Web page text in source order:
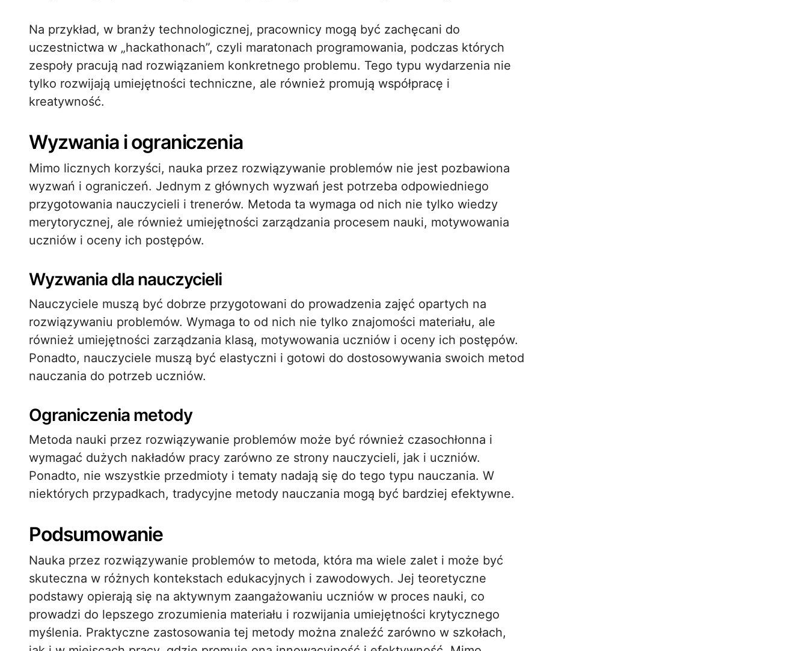
Na przykład, w branży technologicznej, pracownicy mogą być zachęcani do
uczestnictwa w „hackathonach”, czyli maratonach programowania, podczas których
zespoły pracują nad rozwiązaniem konkretnego problemu. Tego typu wydarzenia nie
tylko rozwijają umiejętności techniczne, ale również promują współpracę i
kreatywność.
Wyzwania i ograniczenia
Mimo licznych korzyści, nauka przez rozwiązywanie problemów nie jest pozbawiona
wyzwań i ograniczeń. Jednym z głównych wyzwań jest potrzeba odpowiedniego
przygotowania nauczycieli i trenerów. Metoda ta wymaga od nich nie tylko wiedzy
merytorycznej, ale również umiejętności zarządzania procesem nauki, motywowania
uczniów i oceny ich postępów.
Wyzwania dla nauczycieli
Nauczyciele muszą być dobrze przygotowani do prowadzenia zajęć opartych na
rozwiązywaniu problemów. Wymaga to od nich nie tylko znajomości materiału, ale
również umiejętności zarządzania klasą, motywowania uczniów i oceny ich postępów.
Ponadto, nauczyciele muszą być elastyczni i gotowi do dostosowywania swoich metod
nauczania do potrzeb uczniów.
Ograniczenia metody
Metoda nauki przez rozwiązywanie problemów może być również czasochłonna i
wymagać dużych nakładów pracy zarówno ze strony nauczycieli, jak i uczniów.
Ponadto, nie wszystkie przedmioty i tematy nadają się do tego typu nauczania. W
niektórych przypadkach, tradycyjne metody nauczania mogą być bardziej efektywne.
Podsumowanie
Nauka przez rozwiązywanie problemów to metoda, która ma wiele zalet i może być
skuteczna w różnych kontekstach edukacyjnych i zawodowych. Jej teoretyczne
podstawy opierają się na aktywnym zaangażowaniu uczniów w proces nauki, co
prowadzi do lepszego zrozumienia materiału i rozwijania umiejętności krytycznego
myślenia. Praktyczne zastosowania tej metody można znaleźć zarówno w szkołach,